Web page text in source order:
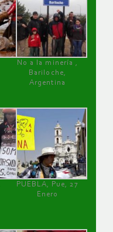
No a la minería ,
Bariloche,
Argentina
PUEBLA, Pue, 27
Enero